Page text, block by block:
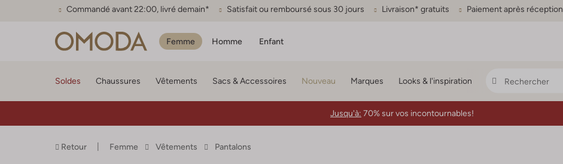
Commandé avant 22:00, livré demain* Satisfait ou remboursé sous 30 jours Livraison* gratuits Paiement après réception
Femme Homme Enfant
Soldes Chaussures Vêtements Sacs & Accessoires Nouveau Marques Looks & l'inspiration
Jusqu'à: 70% sur vos incontournables!
Retour Femme Vêtements Pantalons